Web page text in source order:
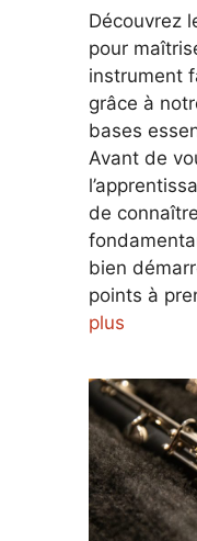
Découvrez
pour
instrument
grâce à
bases
Avant de
de
bien
points à
plus